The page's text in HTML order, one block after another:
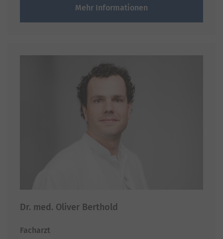
Mehr Informationen
Dr. med. Oliver Berthold
Facharzt